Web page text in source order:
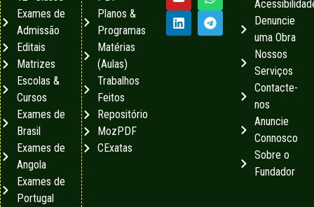
Denuncie
uma Obra
Nossos
Serviços
Contacte-
nos
Anuncie
Connosco
Sobre o
Fundador
Exames de
Admissão
Editais
Matrizes
Escolas &
Cursos
Exames de
Brasil
Exames de
Angola
Exames de
Portugal
Planos &
Programas
Matérias
(Aulas)
Trabalhos
Feitos
Repositório
MozPDF
CExatas